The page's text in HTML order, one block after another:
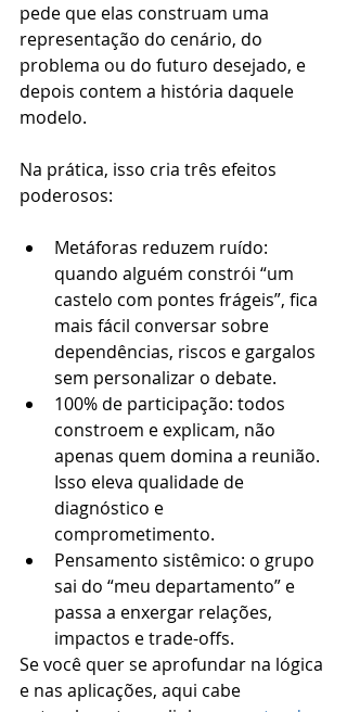
pede que elas construam uma
representação do cenário, do
problema ou do futuro desejado, e
depois contem a história daquele
modelo.
Na prática, isso cria três efeitos
poderosos:
Metáforas reduzem ruído:
quando alguém constrói “um
castelo com pontes frágeis”, fica
mais fácil conversar sobre
dependências, riscos e gargalos
sem personalizar o debate.
100% de participação: todos
constroem e explicam, não
apenas quem domina a reunião.
Isso eleva qualidade de
diagnóstico e
comprometimento.
Pensamento sistêmico: o grupo
sai do “meu departamento” e
passa a enxergar relações,
impactos e trade-offs.
Se você quer se aprofundar na lógica
e nas aplicações, aqui cabe